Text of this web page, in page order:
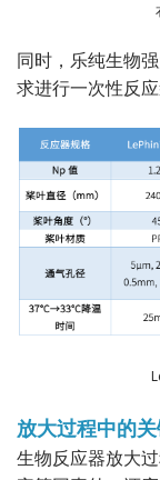
同时，乐纯生物
求进行一次性反
放大过程中的
生物反应器放大